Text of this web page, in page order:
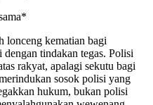
lonceng kematian bagi
tindakan tegas. Polisi
rakyat, apalagi sekutu bagi
sosok polisi yang
hukum, bukan polisi